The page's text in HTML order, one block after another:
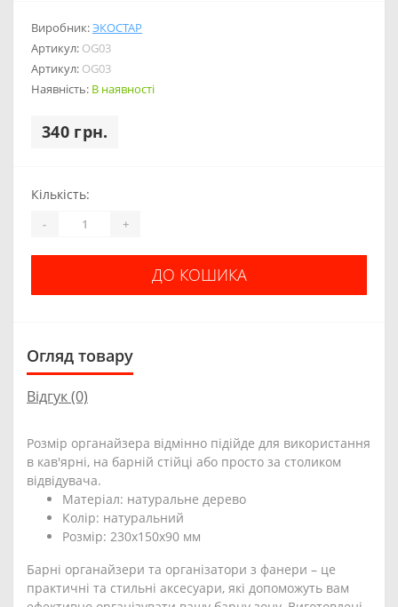
Виробник:ЭКОСТАР
Артикул: OG03
Артикул: OG03
Наявність: В наявності
340 грн.
Кількість:
- +
ДО КОШИКА
Огляд товару
Відгук (0)
Розмір органайзера відмінно підійде для використання
в кав'ярні, на барній стійці або просто за столиком
відвідувача.
Матеріал: натуральне дерево
Колір: натуральний
Розмір: 230х150х90 мм
Барні органайзери та організатори з фанери – це
практичні та стильні аксесуари, які допоможуть вам